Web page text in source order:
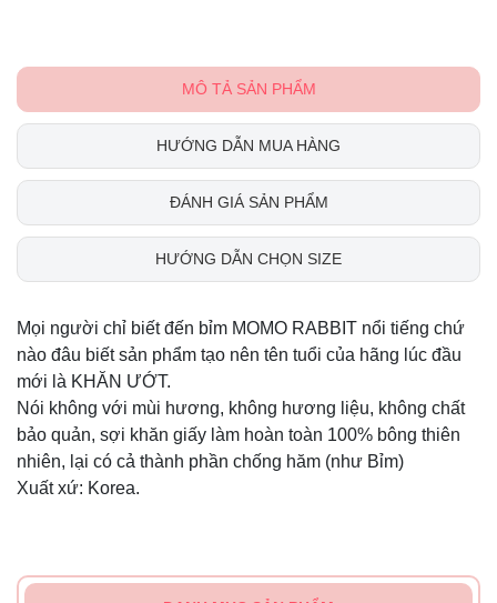
MÔ TẢ SẢN PHẨM
HƯỚNG DẪN MUA HÀNG
ĐÁNH GIÁ SẢN PHẨM
HƯỚNG DẪN CHỌN SIZE
Mọi người chỉ biết đến bỉm MOMO RABBIT nổi tiếng chứ
nào đâu biết sản phẩm tạo nên tên tuổi của hãng lúc đầu
mới là KHĂN ƯỚT.
Nói không với mùi hương, không hương liệu, không chất
bảo quản, sợi khăn giấy làm hoàn toàn 100% bông thiên
nhiên, lại có cả thành phần chống hăm (như Bỉm)
Xuất xứ: Korea.